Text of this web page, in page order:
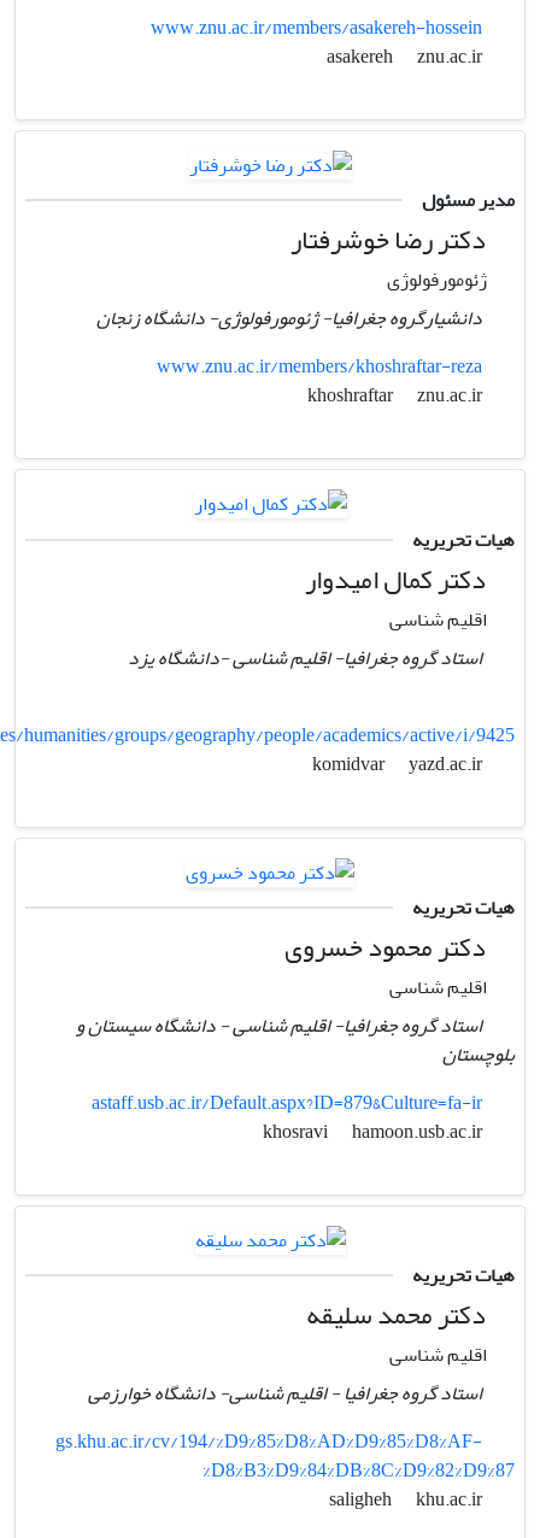
www.znu.ac.ir/members/asakereh-hossein
asakereh
znu.ac.ir
مدیر مسئول
دکتر رضا خوشرفتار
ژئومورفولوژی
دانشیارگروه جغرافیا- ژئومورفولوژی- دانشگاه زنجان
www.znu.ac.ir/members/khoshraftar-reza
khoshraftar
znu.ac.ir
هیات تحریریه
دکتر کمال امیدوار
اقلیم شناسی
استاد گروه جغرافیا- اقلیم شناسی -دانشگاه یزد
humanities/groups/geography/people/academics/active/i/9425
komidvar
yazd.ac.ir
هیات تحریریه
دکتر محمود خسروی
اقلیم شناسی
استاد گروه جغرافیا- اقلیم شناسی - دانشگاه سیستان و
بلوچستان
astaff.usb.ac.ir/Default.aspx?ID=879&Culture=fa-ir
khosravi
hamoon.usb.ac.ir
هیات تحریریه
دکتر محمد سلیقه
اقلیم شناسی
استاد گروه جغرافیا - اقلیم شناسی- دانشگاه خوارزمی
gs.khu.ac.ir/cv/194/%D9%85%D8%AD%D9%85%D8%AF-
%D8%B3%D9%84%DB%8C%D9%82%D9%87
saligheh
khu.ac.ir